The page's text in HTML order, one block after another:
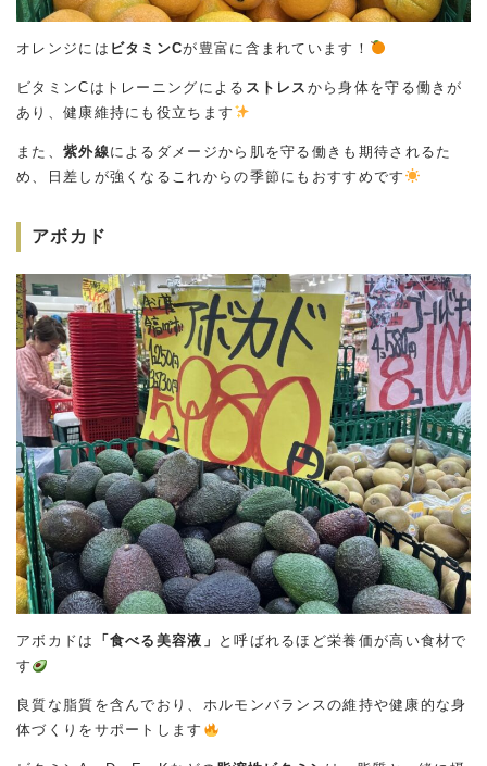
オレンジには ビタミンCが豊富に含まれています！
ビタミンCはトレーニングによる ストレス から身体を守る働きが
あり、健康維持にも役立ちます
また、 紫外線によるダメージから肌を守る働きも期待されるた
め、日差しが強くなるこれからの季節にもおすすめです
アボカド
アボカドは 「食べる美容液」
と呼ばれるほど栄養価が高い食材で
す
良質な脂質を含んでおり、ホルモンバランスの維持や健康的な身
体づくりをサポートします